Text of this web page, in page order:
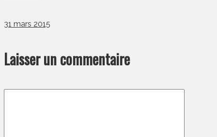
31 mars 2015
Laisser un commentaire